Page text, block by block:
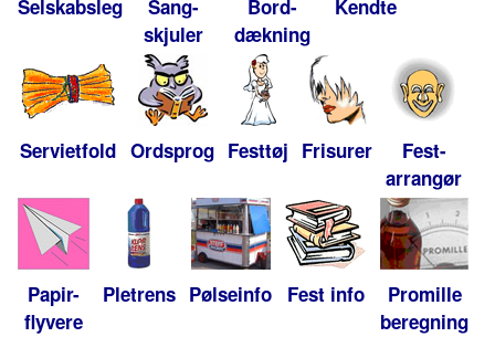
Selskabsleg
Sang-
skjuler
Bord-
dækning
Kendte
Servietfold Ordsprog Festtøj Frisurer
Fest-
arrangør
Papir-
flyvere
Pletrens Pølseinfo Fest info
Promille
beregning